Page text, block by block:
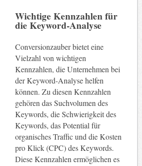
Wichtige Kennzahlen für
die Keyword-Analyse
Conversionzauber bietet eine
Vielzahl von wichtigen
Kennzahlen, die Unternehmen bei
der Keyword-Analyse helfen
können. Zu diesen Kennzahlen
gehören das Suchvolumen des
Keywords, die Schwierigkeit des
Keywords, das Potential für
organisches Traffic und die Kosten
pro Klick (CPC) des Keywords.
Diese Kennzahlen ermöglichen es